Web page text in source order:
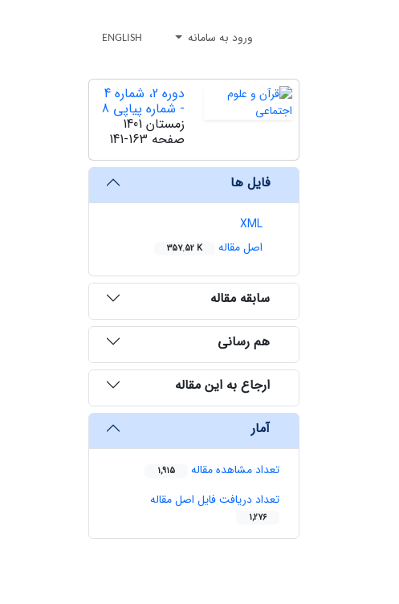
ورود به سامانه ENGLISH
دوره 2، شماره 4
- شماره پیاپی 8
زمستان 1401
صفحه 141-163
فایل ها
XML
اصل مقاله
357.52 K
سابقه مقاله
هم رسانی
ارجاع به این مقاله
آمار
تعداد مشاهده مقاله 1,915
تعداد دریافت فایل اصل مقاله
1,276